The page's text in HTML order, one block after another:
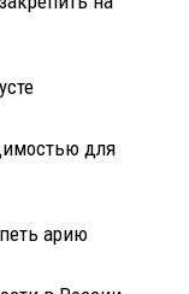
для
арию